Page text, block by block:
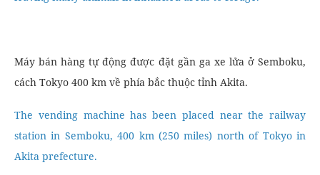
Máy bán hàng tự động được đặt gần ga xe lửa ở Semboku,
cách Tokyo 400 km về phía bắc thuộc tỉnh Akita.
The vending machine has been placed near the railway
station in Semboku, 400 km (250 miles) north of Tokyo in
Akita prefecture.